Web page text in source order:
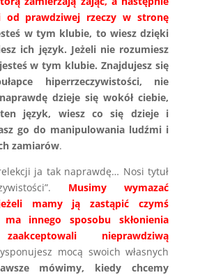
od prawdziwej rzeczy w stronę
w tym klubie, to wiesz dzięki
ich język. Jeżeli nie rozumiesz
w tym klubie. Znajdujesz się
hiperrzeczywistości, nie
dzieje się wokół ciebie,
język, wiesz co się dzieje i
go do manipulowania ludźmi i
zamiarów.
ja tak naprawdę… Nosi tytuł
Musimy wymazać
mamy ją zastąpić czymś
ma innego sposobu skłonienia
nieprawdziwą
mocą swoich własnych
mówimy, kiedy chcemy